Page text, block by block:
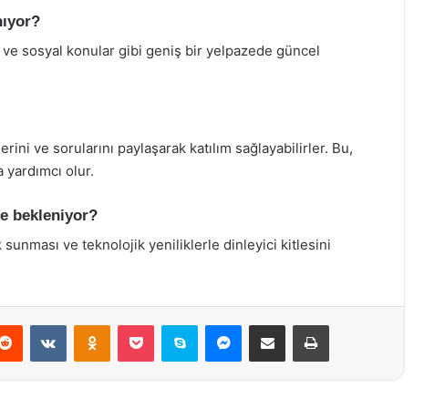
sosyal konular gibi geniş bir yelpazede güncel
ve sorularını paylaşarak katılım sağlayabilirler. Bu,
olur.
bekleniyor?
sunması ve teknolojik yeniliklerle dinleyici kitlesini
Reddit VKontakteOdnoklassniki
Pocket Skype Messenger
E-Posta ile paylaş Yazdır